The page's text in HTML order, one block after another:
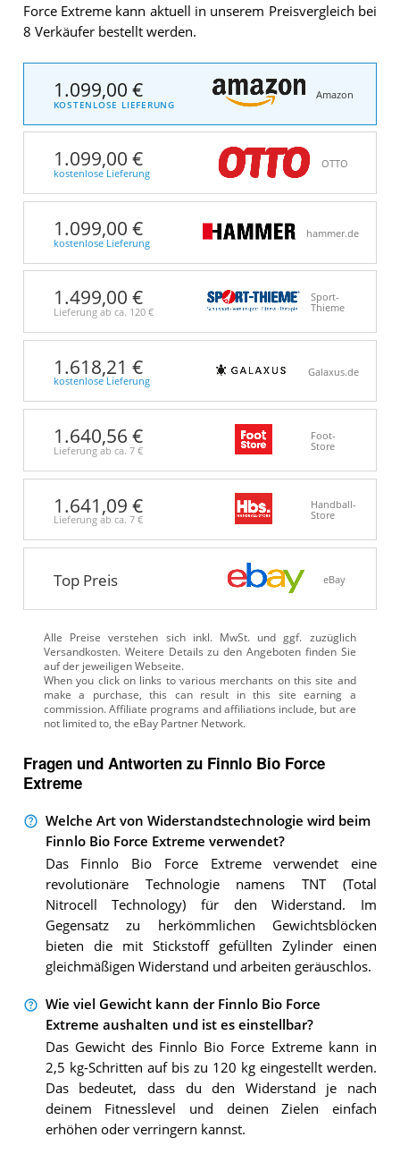
Force Extreme kann aktuell in unserem Preisvergleich bei
8 Verkäufer bestellt werden.
1.099,00 €
KOSTENLOSE LIEFERUNG
Amazon
1.099,00 €
kostenlose Lieferung
OTTO
1.099,00 €
kostenlose Lieferung
hammer.de
1.499,00 €
Lieferung ab ca. 120 €
Sport-
Thieme
1.618,21 €
kostenlose Lieferung
Galaxus.de
1.640,56 €
Lieferung ab ca. 7 €
Foot-
Store
1.641,09 €
Lieferung ab ca. 7 €
Handball-
Store
Top Preis eBay
Alle Preise verstehen sich inkl. MwSt. und ggf. zuzüglich
Versandkosten. Weitere Details zu den Angeboten finden Sie
auf der jeweiligen Webseite.
Fragen und Antworten zu Finnlo Bio Force
Extreme
Welche Art von Widerstandstechnologie wird beim
Finnlo Bio Force Extreme verwendet?
Das Finnlo Bio Force Extreme verwendet eine
revolutionäre Technologie namens TNT (Total
Nitrocell Technology) für den Widerstand. Im
Gegensatz zu herkömmlichen Gewichtsblöcken
bieten die mit Stickstoff gefüllten Zylinder einen
gleichmäßigen Widerstand und arbeiten geräuschlos.
Wie viel Gewicht kann der Finnlo Bio Force
Extreme aushalten und ist es einstellbar?
Das Gewicht des Finnlo Bio Force Extreme kann in
2,5 kg-Schritten auf bis zu 120 kg eingestellt werden.
Das bedeutet, dass du den Widerstand je nach
deinem Fitnesslevel und deinen Zielen einfach
erhöhen oder verringern kannst.